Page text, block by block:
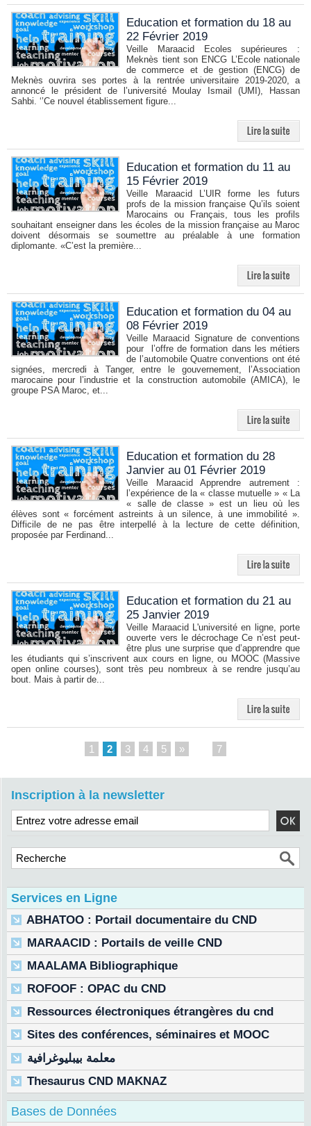
Education et formation du 18 au
22 Février 2019
Veille Maraacid Ecoles supérieures :
Meknès tient son ENCG L’Ecole nationale
de commerce et de gestion (ENCG) de
Meknès ouvrira ses portes à la rentrée universitaire 2019-2020, a
annoncé le président de l’université Moulay Ismail (UMI), Hassan
Sahbi. ‘’Ce nouvel établissement figure...
Education et formation du 11 au
15 Février 2019
Veille Maraacid L’UIR forme les futurs
profs de la mission française Qu’ils soient
Marocains ou Français, tous les profils
souhaitant enseigner dans les écoles de la mission française au Maroc
doivent désormais se soumettre au préalable à une formation
diplomante. «C’est la première...
Education et formation du 04 au
08 Février 2019
Veille Maraacid Signature de conventions
pour l’offre de formation dans les métiers
de l’automobile Quatre conventions ont été
signées, mercredi à Tanger, entre le gouvernement, l’Association
marocaine pour l’industrie et la construction automobile (AMICA), le
groupe PSA Maroc, et...
Education et formation du 28
Janvier au 01 Février 2019
Veille Maraacid Apprendre autrement :
l’expérience de la « classe mutuelle » « La
« salle de classe » est un lieu où les
élèves sont « forcément astreints à un silence, à une immobilité ».
Difficile de ne pas être interpellé à la lecture de cette définition,
proposée par Ferdinand...
Education et formation du 21 au
25 Janvier 2019
Veille Maraacid L'université en ligne, porte
ouverte vers le décrochage Ce n’est peut-
être plus une surprise que d’apprendre que
les étudiants qui s’inscrivent aux cours en ligne, ou MOOC (Massive
open online courses), sont très peu nombreux à se rendre jusqu’au
bout. Mais à partir de...
1 2 3 4 5 » 7
Inscription à la newsletter
Services en Ligne
ABHATOO : Portail documentaire du CND
MARAACID : Portails de veille CND
MAALAMA Bibliographique
ROFOOF : OPAC du CND
Ressources électroniques étrangères du cnd
Sites des conférences, séminaires et MOOC
معلمة بيبليوغرافية
Thesaurus CND MAKNAZ
Bases de Données